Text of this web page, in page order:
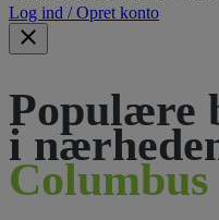
Log ind / Opret konto
Populære
i
Columbus